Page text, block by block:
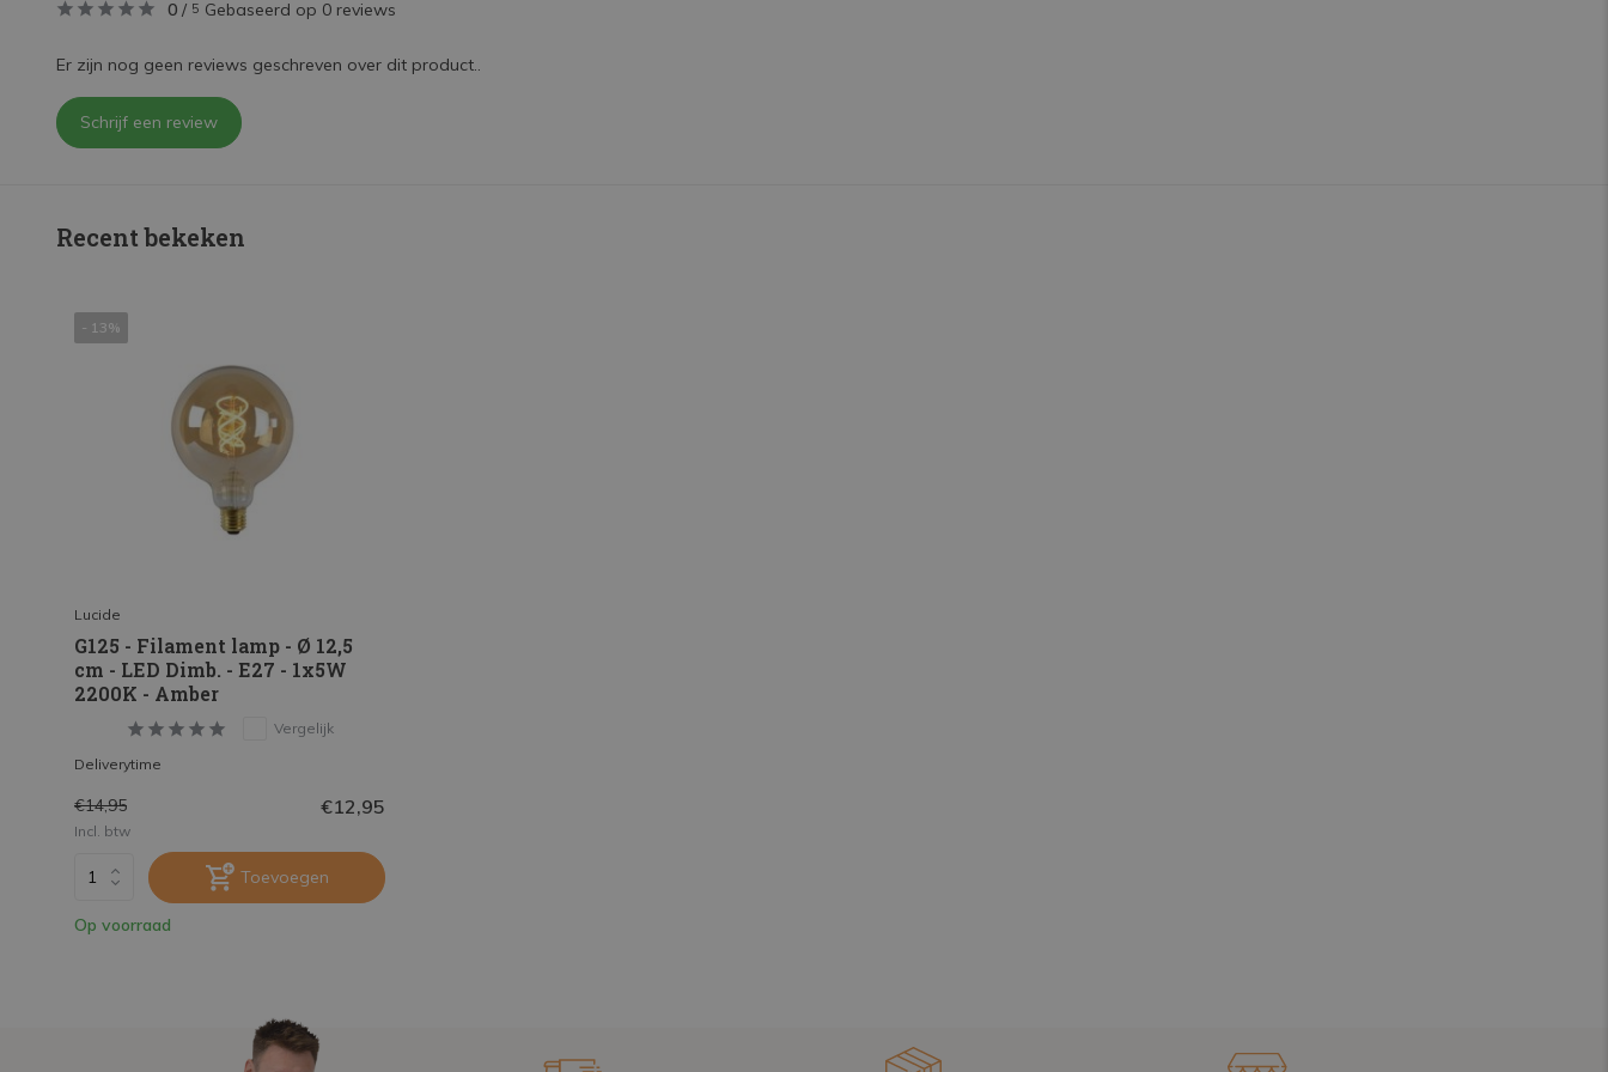
0 / 5 Gebaseerd op 0 reviews
Er zijn nog geen reviews geschreven over dit product..
Schrijf een review
Recent bekeken
- 13%
Lucide
G125 - Filament lamp - Ø 12,5
cm - LED Dimb. - E27 - 1x5W
2200K - Amber
Vergelijk
Deliverytime
€14,95 €12,95
Incl. btw
Toevoegen
Op voorraad